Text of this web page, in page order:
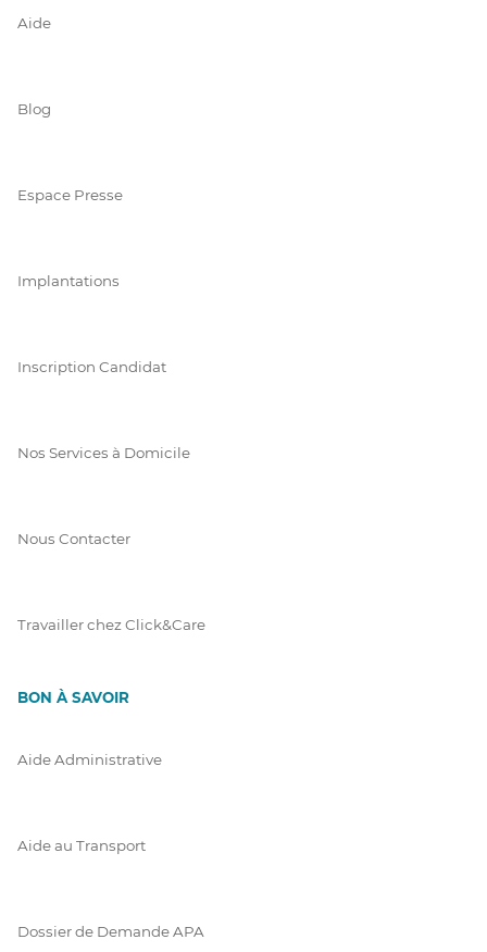
Aide
Blog
Espace Presse
Implantations
Inscription Candidat
Nos Services à Domicile
Nous Contacter
Travailler chez Click&Care
BON À SAVOIR
Aide Administrative
Aide au Transport
Dossier de Demande APA